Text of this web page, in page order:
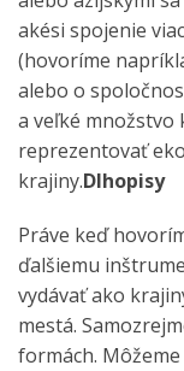
akési spojenie
(hovoríme
alebo o
a veľké množstvo
reprezentovať
krajiny.Dlhopisy
Práve keď
ďalšiemu
vydávať ako
mestá.
formách.